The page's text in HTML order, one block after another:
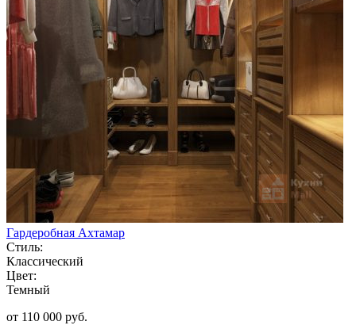
Гардеробная Ахтамар
Стиль:
Классический
Цвет:
Темный
от 110 000 руб.